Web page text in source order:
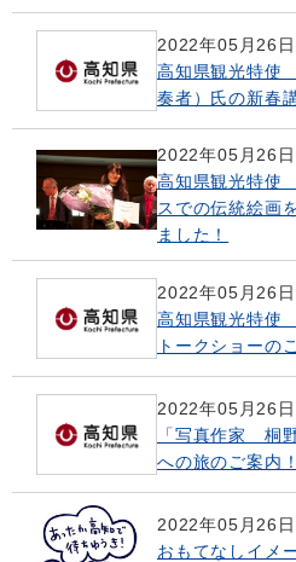
2022年05月26日
高知県観光特
奏者）氏の新春
2022年05月26日
高知県観光特使
スでの伝統絵画
ました！
2022年05月26日
高知県観光特
トークショーの
2022年05月26日
「写真作家 桐
への旅のご案内！
2022年05月26日
おもてなしイメ